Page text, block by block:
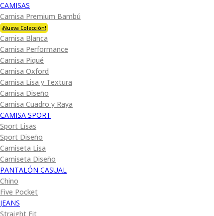
CAMISAS
Camisa Premium Bambú
¡Nueva Colección!
Camisa Blanca
Camisa Performance
Camisa Piqué
Camisa Oxford
Camisa Lisa y Textura
Camisa Diseño
Camisa Cuadro y Raya
CAMISA SPORT
Sport Lisas
Sport Diseño
Camiseta Lisa
Camiseta Diseño
PANTALÓN CASUAL
Chino
Five Pocket
JEANS
Straight Fit